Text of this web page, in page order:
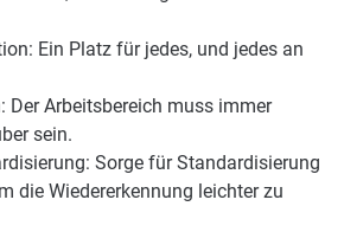
Ein Platz für jedes, und jedes an
Arbeitsbereich muss immer
sein.
Sorge für Standardisierung
die Wiedererkennung leichter zu